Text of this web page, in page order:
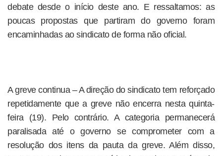
debate desde o início deste ano. E ressaltamos: as
poucas propostas que partiram do governo foram
encaminhadas ao sindicato de forma não oficial.
A greve continua – A direção do sindicato tem reforçado
repetidamente que a greve não encerra nesta quinta-
feira (19). Pelo contrário. A categoria permanecerá
paralisada até o governo se comprometer com a
resolução dos itens da pauta da greve. Além disso,